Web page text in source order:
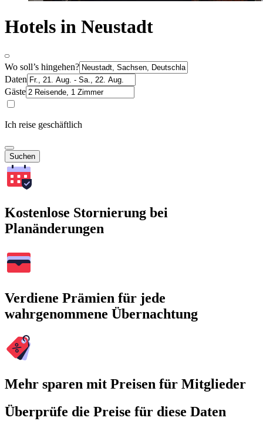
Hotels in Neustadt
Wo soll’s hingehen?
Daten
Gäste
Ich reise geschäftlich
Suchen
Kostenlose Stornierung bei
Planänderungen
Verdiene Prämien für jede
wahrgenommene Übernachtung
Mehr sparen mit Preisen für Mitglieder
Überprüfe die Preise für diese Daten